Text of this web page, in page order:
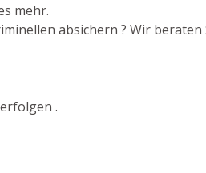
mehr.
absichern ? Wir
.